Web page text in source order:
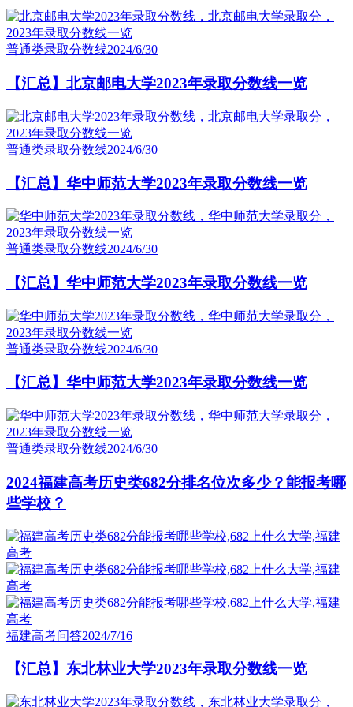
普通类录取分数线2024/6/30
【汇总】北京邮电大学2023年录取分数线一览
普通类录取分数线2024/6/30
【汇总】华中师范大学2023年录取分数线一览
普通类录取分数线2024/6/30
【汇总】华中师范大学2023年录取分数线一览
普通类录取分数线2024/6/30
【汇总】华中师范大学2023年录取分数线一览
普通类录取分数线2024/6/30
2024福建高考历史类682分排名位次多少？能报考哪
些学校？
福建高考问答2024/7/16
【汇总】东北林业大学2023年录取分数线一览